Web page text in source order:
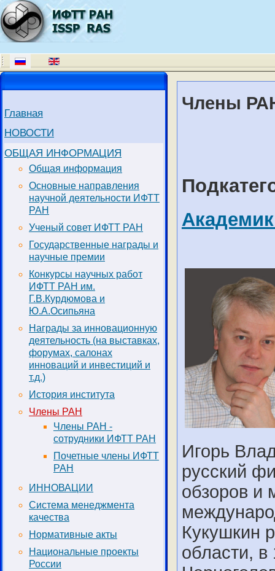
Главная
НОВОСТИ
ОБЩАЯ ИНФОРМАЦИЯ
Общая информация
Основные направления
научной деятельности ИФТТ
РАН
Ученый совет ИФТТ РАН
Государственные награды и
научные премии
Конкурсы научных работ
ИФТТ РАН им.
Г.В.Курдюмова и
Ю.А.Осипьяна
Награды за инновационную
деятельность (на выставках,
форумах, салонах
инноваций и инвестиций и
т.д.)
История института
Члены РАН
Члены РАН -
сотрудники ИФТТ РАН
Почетные члены ИФТТ
РАН
ИННОВАЦИИ
Система менеджмента
качества
Нормативные акты
Национальные проекты
России
Члены
Игорь
русский
обзоров и
Кукушкин
области, в